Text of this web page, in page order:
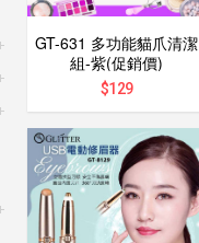
GT-631 多功能貓爪清潔
組-紫(促銷價)
$129